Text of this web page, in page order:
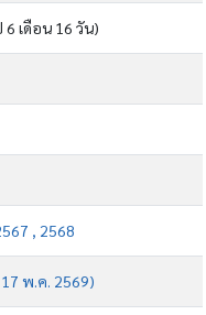
6 เดือน 16 วัน)
, 2568
พ.ค. 2569)